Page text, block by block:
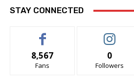
STAY CONNECTED
8,567
Fans
0
Followers